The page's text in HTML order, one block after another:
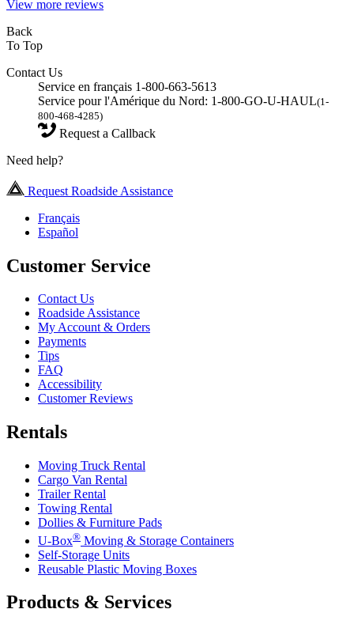
View more reviews
Back
To Top
Contact Us
Service en français 1-800-663-5613
Service pour l'Amérique du Nord: 1-800-GO-U-HAUL(1-
800-468-4285)
Request a Callback
Need help?
Request Roadside Assistance
Français
Español
Customer Service
Contact Us
Roadside Assistance
My Account & Orders
Payments
Tips
FAQ
Accessibility
Customer Reviews
Rentals
Moving Truck Rental
Cargo Van Rental
Trailer Rental
Towing Rental
Dollies & Furniture Pads
U-Box® Moving & Storage Containers
Self-Storage Units
Reusable Plastic Moving Boxes
Products & Services